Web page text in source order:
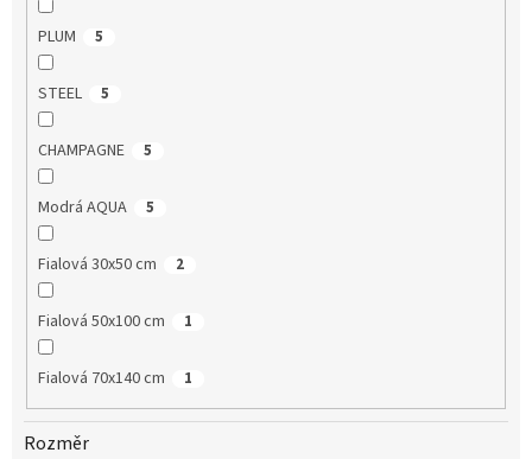
PLUM 5
STEEL 5
CHAMPAGNE 5
Modrá AQUA 5
Fialová 30x50 cm 2
Fialová 50x100 cm 1
Fialová 70x140 cm 1
Rozměr